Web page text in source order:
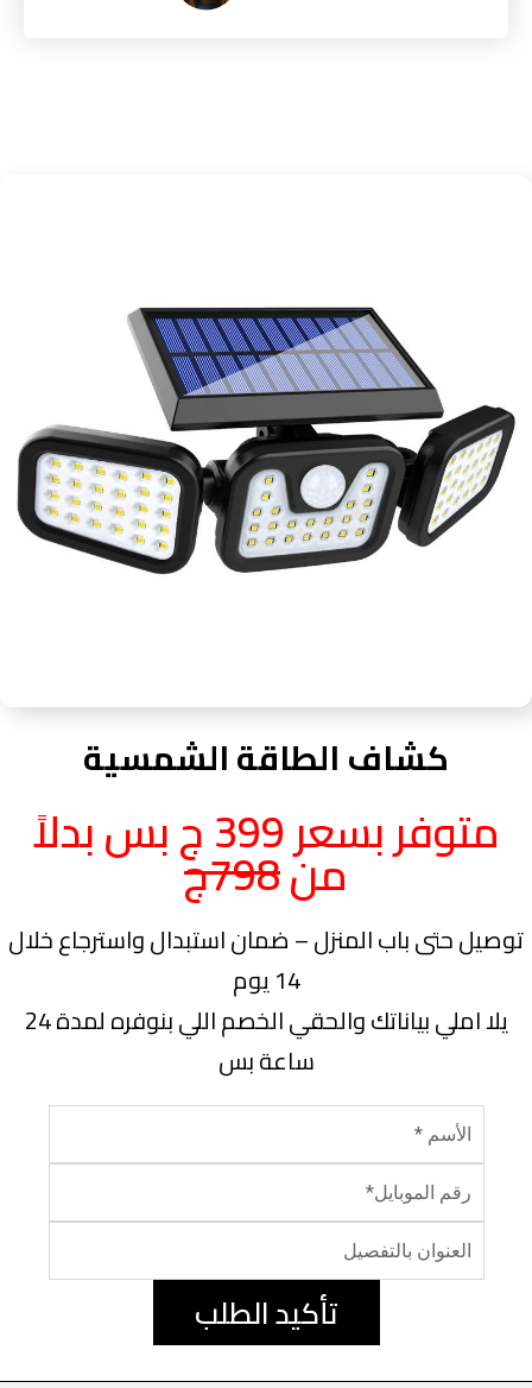
كشاف الطاقة الشمسية
متوفر بسعر 399 ج بس بدلاً
من798ج
توصيل حتى باب المنزل – ضمان استبدال واسترجاع خلال
14 يوم
يلا املي بياناتك والحقي الخصم اللي بنوفره لمدة 24
ساعة بس
تأكيد الطلب